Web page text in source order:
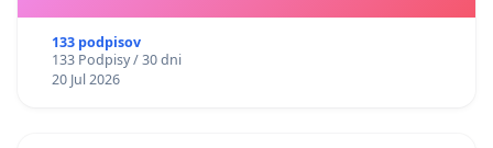
133 podpisov
133 Podpisy / 30 dni
20 Jul 2026